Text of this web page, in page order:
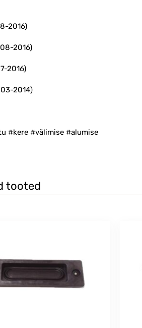
2016)
2016)
2016)
2014)
#kere #välimise #alumise
tooted